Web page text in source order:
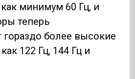
минимум 60 Гц, и
теперь
более высокие
122 Гц, 144 Гц и